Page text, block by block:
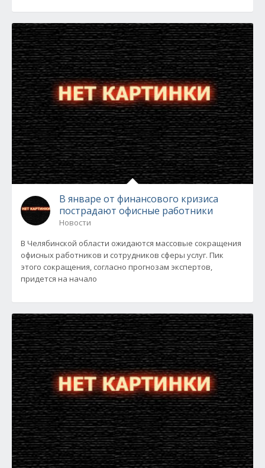
В январе от финансового кризиса
пострадают офисные работники
Новости
В Челябинской области ожидаются массовые сокращения
офисных работников и сотрудников сферы услуг. Пик
этого сокращения, согласно прогнозам экспертов,
придется на начало